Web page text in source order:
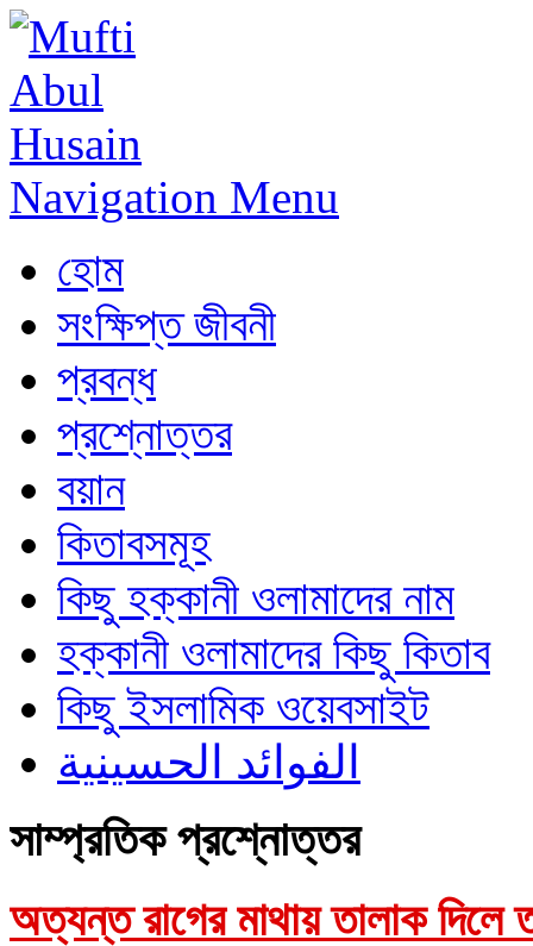
Navigation Menu
হোম
সংক্ষিপ্ত জীবনী
প্রবন্ধ
প্রশ্নোত্তর
বয়ান
কিতাবসমূহ
কিছু হক্কানী ওলামাদের নাম
হক্কানী ওলামাদের কিছু কিতাব
কিছু ইসলামিক ওয়েবসাইট
الفوائد الحسينية
সাম্প্রতিক প্রশ্নোত্তর
অত্যন্ত রাগের মাথায় তালাক দিলে